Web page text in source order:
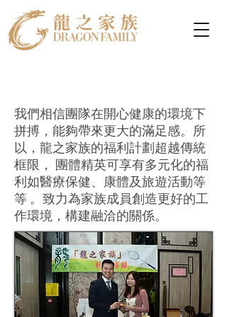
我們相信團隊在開心健康的環境下
拼搏，能夠帶來更大的滿足感。所
以，龍之家族的福利計劃超越傳統
框限， 團體精英可享有多元化的福
利如醫療保健、康體及旅遊活動等
等 。致力為家族成員創造更好的工
作環境，構建融洽的關係。